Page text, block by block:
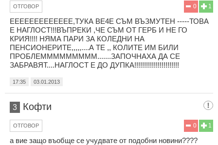
1
0
ОТГОВОР
ЕЕЕЕЕЕЕЕЕЕЕЕЕ,ТУКА ВЕ4Е СЪМ ВЪЗМУТЕН -----ТОВА
Е НАГЛОСТ!!!ВЪПРЕКИ ,ЧЕ СЪМ ОТ ГЕРБ И НЕ ГО
КРИЯ!!!! НЯМА ПАРИ ЗА КОЛЕДНИ НА
ПЕНСИОНЕРИТЕ,,,,,....А ТЕ ,, КОЛИТЕ ИМ БИЛИ
ПРОБЛЕМММММММММ.......ЗАПОЧНАХА ДА СЕ
ЗАБРАВЯТ....НАГЛОСТ Е ДО ДУПКА!!!!!!!!!!!!!!!!!!!!!!!
17:35 03.01.2013
3 Кофти
1
0
ОТГОВОР
а вие защо въобще се учудвате от подобни новини????